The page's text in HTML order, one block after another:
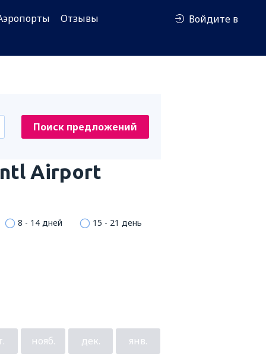
Отзывы Войдите в
Поиск предложений
Airport
8 - 14 дней 15 - 21 день
нояб. дек. янв.